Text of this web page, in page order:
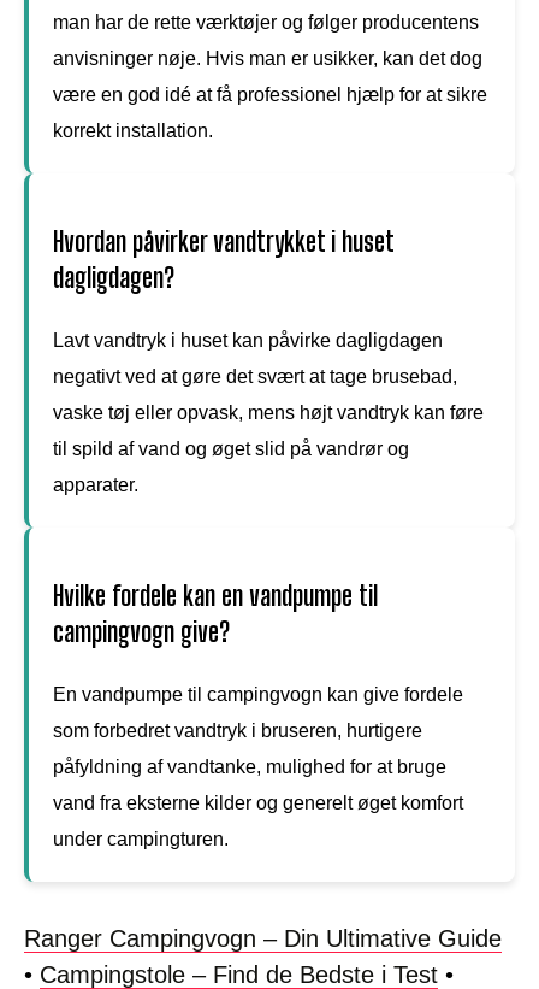
man har de rette værktøjer og følger producentens
anvisninger nøje. Hvis man er usikker, kan det dog
være en god idé at få professionel hjælp for at sikre
korrekt installation.
Hvordan påvirker vandtrykket i huset
dagligdagen?
Lavt vandtryk i huset kan påvirke dagligdagen
negativt ved at gøre det svært at tage brusebad,
vaske tøj eller opvask, mens højt vandtryk kan føre
til spild af vand og øget slid på vandrør og
apparater.
Hvilke fordele kan en vandpumpe til
campingvogn give?
En vandpumpe til campingvogn kan give fordele
som forbedret vandtryk i bruseren, hurtigere
påfyldning af vandtanke, mulighed for at bruge
vand fra eksterne kilder og generelt øget komfort
under campingturen.
Ranger Campingvogn – Din Ultimative Guide
• Campingstole – Find de Bedste i Test •